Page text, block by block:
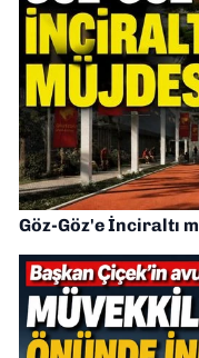
Göz-Göz'e İnciraltı